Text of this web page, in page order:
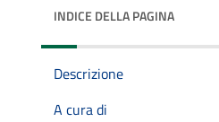
INDICE DELLA PAGINA
Descrizione
A cura di